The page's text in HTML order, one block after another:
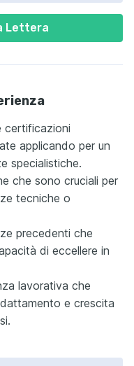
Lettera
certificazioni
applicando per un
specialistiche.
che sono cruciali per
tecniche o
precedenti che
di eccellere in
lavorativa che
e crescita